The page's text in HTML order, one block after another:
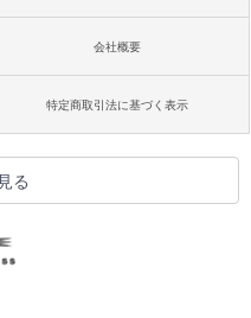
会社概要
特定商取引法に基づく表示
る